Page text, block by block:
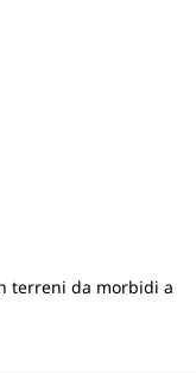
terreni da morbidi a